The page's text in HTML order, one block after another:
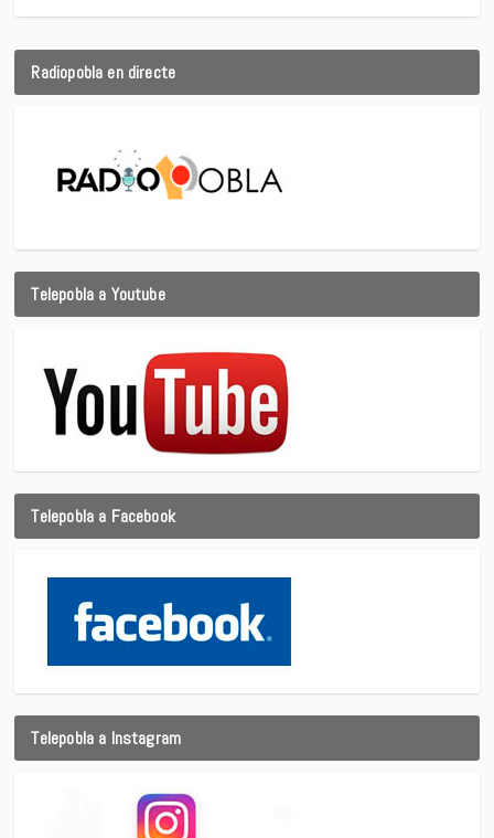
Radiopobla en directe
Telepobla a Youtube
Telepobla a Facebook
Telepobla a Instagram